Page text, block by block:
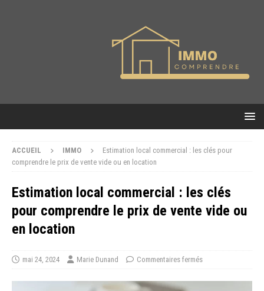
ACCUEIL IMMO
Estimation local commercial : les clés pour
comprendre le prix de vente vide ou en location
Estimation local commercial : les clés
pour comprendre le prix de vente vide ou
en location
mai 24, 2024 Marie Dunand Commentaires fermés